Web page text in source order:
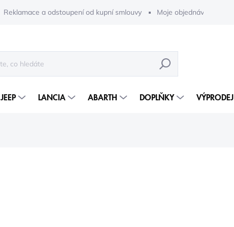
Reklamace a odstoupení od kupní smlouvy Moje objednávka
HLEDAT
JEEP LANCIA ABARTH DOPLŇKY VÝPRODEJ